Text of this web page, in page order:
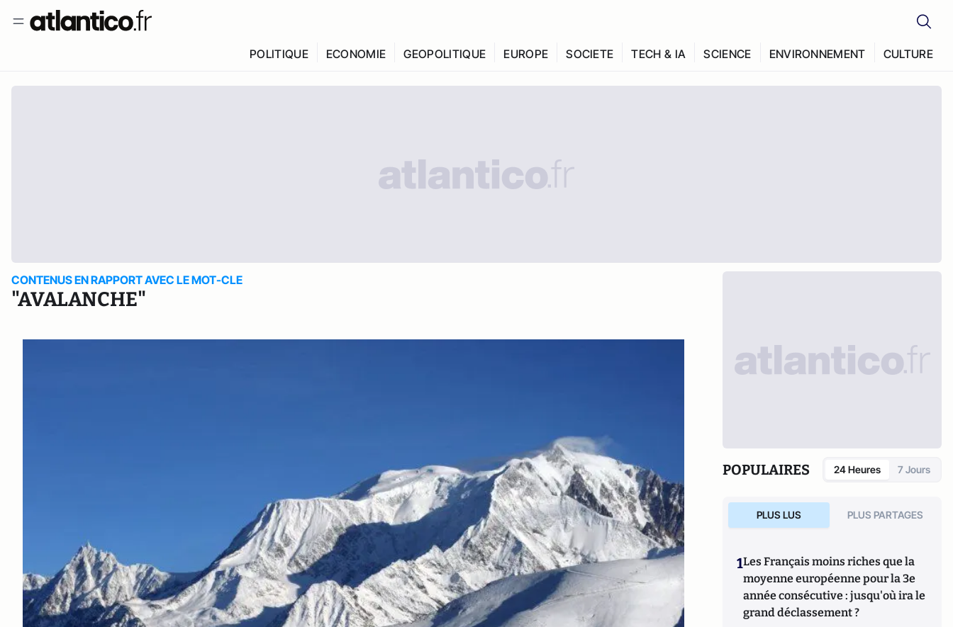
POLITIQUE ECONOMIE GEOPOLITIQUE EUROPE SOCIETE TECH & IA SCIENCE ENVIRONNEMENT CULTURE
CONTENUS EN RAPPORT AVEC LE MOT-CLE
"AVALANCHE"
POPULAIRES 24 Heures 7 Jours
PLUS LUS PLUS PARTAGES
1Les Français moins riches que la
moyenne européenne pour la 3e
année consécutive : jusqu'où ira le
grand déclassement ?